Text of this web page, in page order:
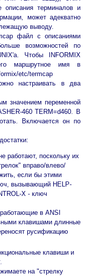
описания терминалов и
может адекватно
выводу.
файл с описаниями
возможностей по
Чтобы INFORMIX
маршрутное имя в
etc/termcap
настраивать в два
значением переменной
460 TERM=d460. В
Включается он по
работают, поскольку их
вправо/влево/
если бы этими
вызывающий HELP-
X - ключ
в ANSI
клавишами длинные
русификацию
клавиши и
на "стрелку